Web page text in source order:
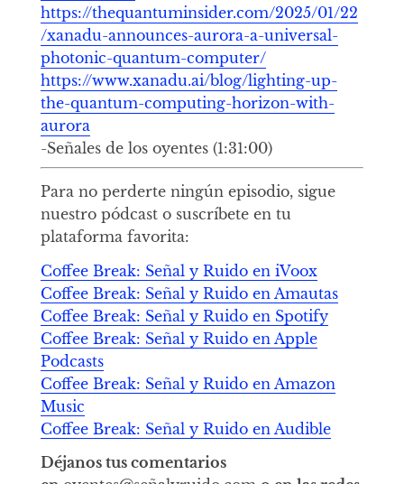
https://thequantuminsider.com/2025/01/22
/xanadu-announces-aurora-a-universal-
photonic-quantum-computer/
https://www.xanadu.ai/blog/lighting-up-
the-quantum-computing-horizon-with-
aurora
-Señales de los oyentes (1:31:00)
Para no perderte ningún episodio, sigue
nuestro pódcast o suscríbete en tu
plataforma favorita:
Coffee Break: Señal y Ruido en iVoox
Coffee Break: Señal y Ruido en Amautas
Coffee Break: Señal y Ruido en Spotify
Coffee Break: Señal y Ruido en Apple
Podcasts
Coffee Break: Señal y Ruido en Amazon
Music
Coffee Break: Señal y Ruido en Audible
Déjanos tus comentarios